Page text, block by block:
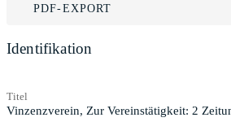
PDF-EXPORT
Identifikation
Titel
Vinzenzverein, Zur Vereinstätigkeit: 2